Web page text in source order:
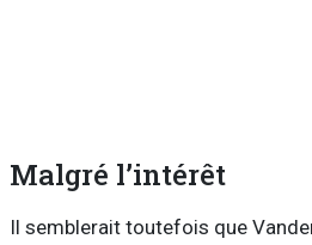
Malgré l’intérêt
Il semblerait toutefois que